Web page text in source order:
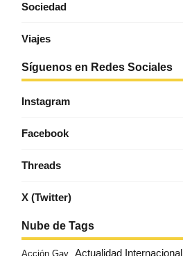
Sociedad
Viajes
Síguenos en Redes Sociales
Instagram
Facebook
Threads
X (Twitter)
Nube de Tags
Acción Gay Actualidad Internacional